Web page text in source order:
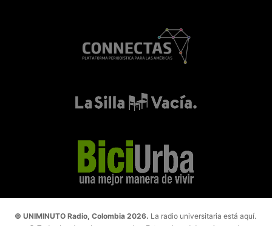
© UNIMINUTO Radio, Colombia 2026. La radio universitaria está aquí.